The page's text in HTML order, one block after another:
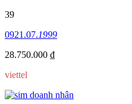
39
0921.07.1999
28.750.000 ₫
viettel